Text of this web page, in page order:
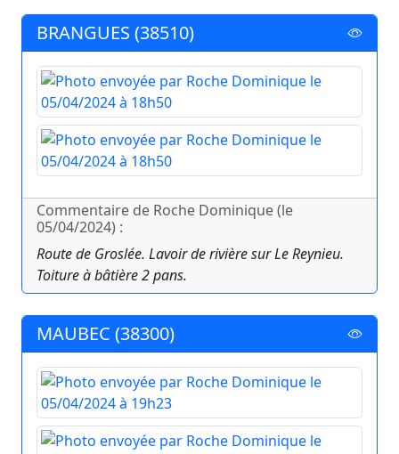
BRANGUES (38510)
Commentaire de Roche Dominique (le
05/04/2024) :
Route de Groslée. Lavoir de rivière sur Le Reynieu.
Toiture à bâtière 2 pans.
MAUBEC (38300)